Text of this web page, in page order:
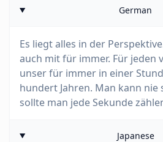
German
Es liegt alles in der
auch mit für immer. Für jeden
unser für immer in einer
hundert Jahren. Man kann nie
sollte man jede Sekunde
Japanese